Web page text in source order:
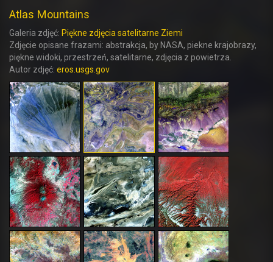
Atlas Mountains
Galeria zdjęć: Piękne zdjęcia satelitarne Ziemi
Zdjęcie opisane frazami: abstrakcja, by NASA, piekne krajobrazy,
piękne widoki, przestrzeń, satelitarne, zdjęcia z powietrza.
Autor zdjęć: eros.usgs.gov